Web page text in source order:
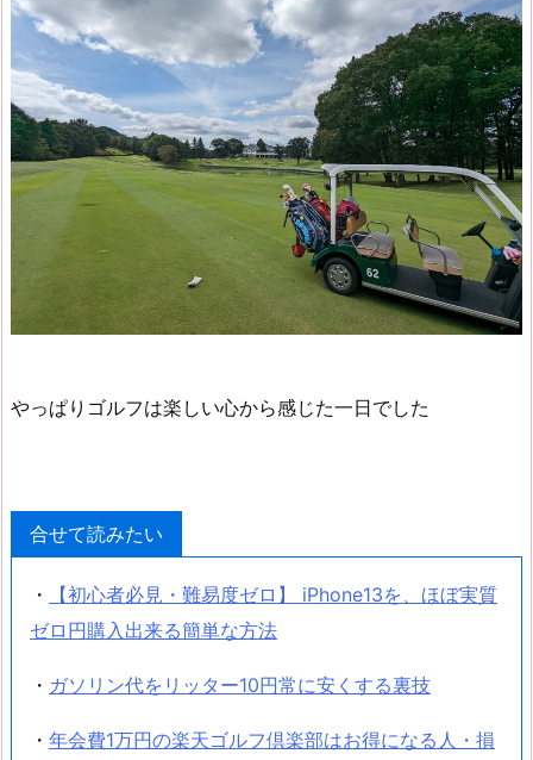
やっぱりゴルフは楽しい心から感じた一日でした
合せて読みたい
・
【初心者必見・難易度ゼロ】 iPhone13を、ほぼ実質
ゼロ円購入出来る簡単な方法
・ ガソリン代をリッター10円常に安くする裏技
・ 年会費1万円の楽天ゴルフ倶楽部はお得になる人・損